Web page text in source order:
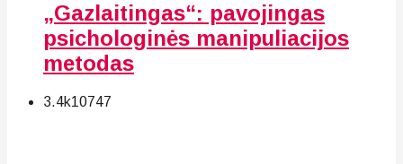
„Gazlaitingas“: pavojingas
psichologinės manipuliacijos
metodas
3.4k10747